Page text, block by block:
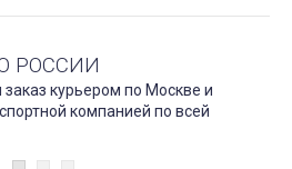
РОССИИ
курьером по Москве и
компанией по всей